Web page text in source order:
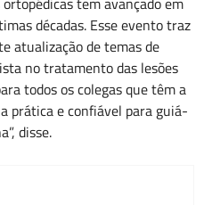
décadas. Esse evento traz
atualização de temas de
no tratamento das lesões
todos os colegas que têm a
prática e confiável para guiá-
disse.